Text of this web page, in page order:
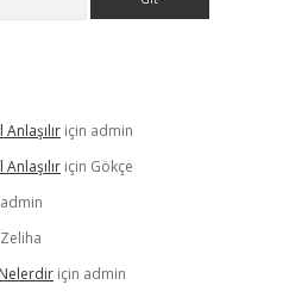
için admin
için Gökçe
admin
Zeliha
için admin